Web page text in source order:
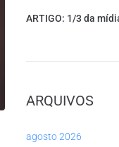
ARTIGO: 1/3 da
ARQUIVOS
agosto 2026